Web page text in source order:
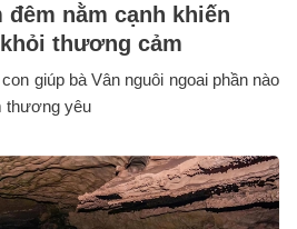
đêm nằm cạnh khiến
thương cảm
giúp bà Vân nguôi ngoai phần nào
thương yêu